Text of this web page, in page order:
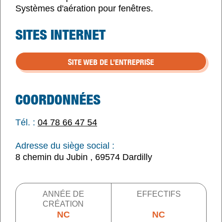
Systèmes d'aération pour fenêtres.
SITES INTERNET
SITE WEB DE L’ENTREPRISE
COORDONNÉES
Tél. : 04 78 66 47 54
Adresse du siège social :
8 chemin du Jubin , 69574 Dardilly
ANNÉE DE
CRÉATION
NC
EFFECTIFS
NC